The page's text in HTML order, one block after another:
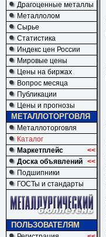
Драгоценные металлы
Металлолом
Сырье
Статистика
Индекс цен России
Мировые цены
Цены на биржах
Вопрос месяца
Публикации
Цены и прогнозы
МЕТАЛЛОТОРГОВЛЯ
Металлоторговля
Каталог
Маркетплейс
<<
Доска объявлений <<
Подшипники
ГОСТы и стандарты
ПОЛЬЗОВАТЕЛЯМ